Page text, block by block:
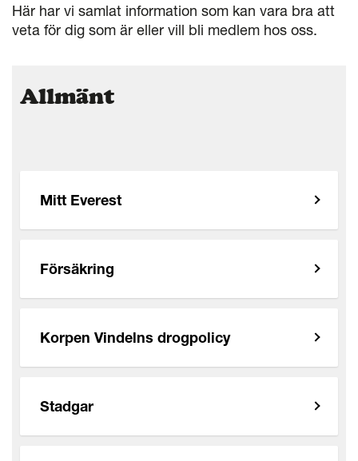
Här har vi samlat information som kan vara bra att
veta för dig som är eller vill bli medlem hos oss.
Allmänt
Mitt Everest
Försäkring
Korpen Vindelns drogpolicy
Stadgar